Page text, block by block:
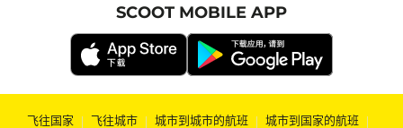
SCOOT MOBILE APP
飞往国家 | 飞往城市 | 城市到城市的航班 | 城市到国家的航班 |